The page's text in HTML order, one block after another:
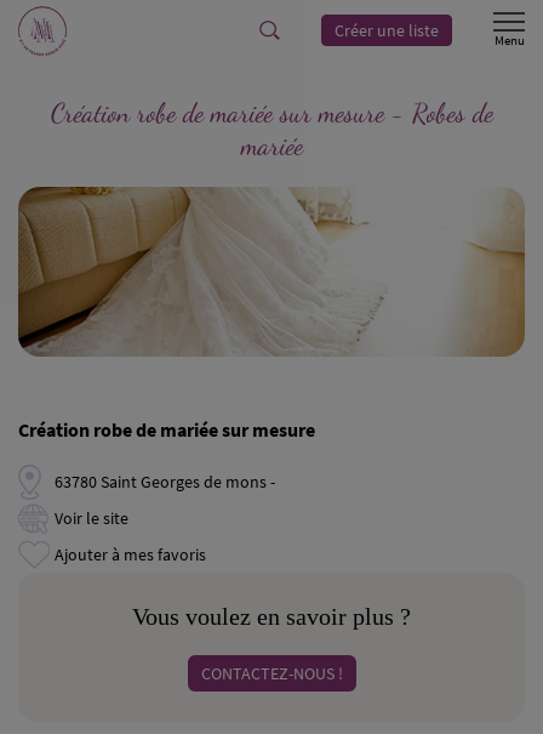
Créer une liste
Création robe de mariée sur mesure - Robes de
mariée
Création robe de mariée sur mesure
63780 Saint Georges de mons -
Voir le site
Ajouter à mes favoris
Vous voulez en savoir plus ?
CONTACTEZ-NOUS !